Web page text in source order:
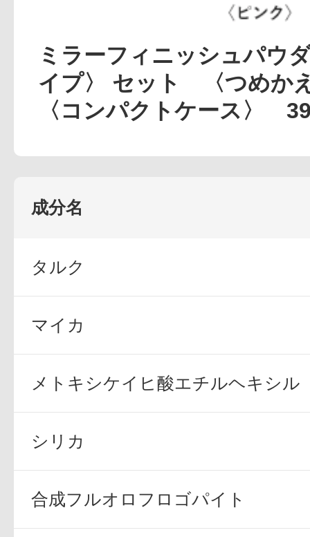
定期お届けサ
ドレスリフト
プリマモイスト
ミラーフィニッシュパウ
イプ〉 セット 〈つめか
〈コンパクトケース〉
成分名
タルク
マイカ
メトキシケイヒ酸エチルヘキシル
シリカ
合成フルオロフロゴパイト